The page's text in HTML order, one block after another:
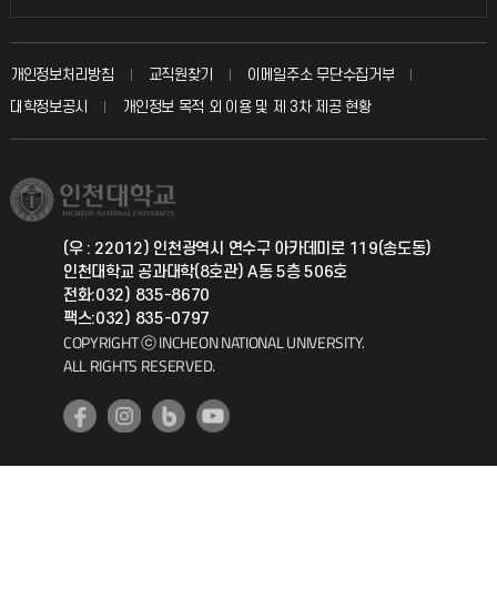
입학안내
취업정보(학생)
칭찬마당
학생서비스 지킴이
총동문회
교수회
교육혁신본부
국제지원과
공자아카데미
기초교육원
개인정보처리방침 교직원찾기
이메일주소 무단수집거부
대학정보공시
개인정보 목적 외 이용 및 제 3차 제공 현황
(우 : 22012) 인천광역시 연수구 아카데미로 119(송도동)
인천대학교 공과대학(8호관) A동 5층 506호
전화:032) 835-8670
팩스:032) 835-0797
COPYRIGHT ⓒ INCHEON NATIONAL UNIVERSITY.
ALL RIGHTS RESERVED.